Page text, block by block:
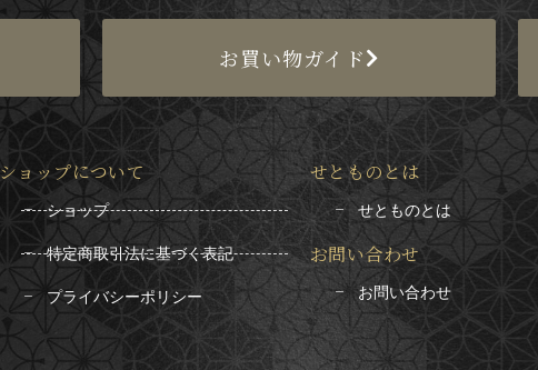
お買い物ガイド
ショップについて
ショップ
特定商取引法に基づく表記
プライバシーポリシー
せとものとは
せとものとは
お問い合わせ
お問い合わせ